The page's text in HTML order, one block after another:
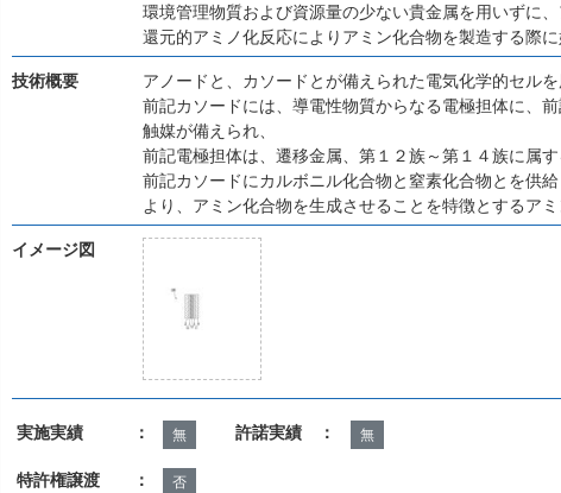
環境管理物質および資源量の少ない貴金属を用いずに、
還元的アミノ化反応によりアミン化合物を製造する際に
技術概要
アノードと、カソードとが備えられた電気化学的セル
前記カソードには、導電性物質からなる電極担体に、
触媒が備えられ、
前記電極担体は、遷移金属、第１２族～第１４族に属
前記カソードにカルボニル化合物と窒素化合物とを供
より、アミン化合物を生成させることを特徴とするアミ
イメージ図
実施実績 ： 無 許諾実績 ： 無
特許権譲渡 ： 否